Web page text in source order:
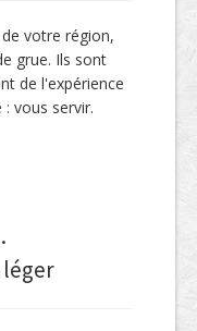
votre région,
grue. Ils sont
de l'expérience
vous servir.